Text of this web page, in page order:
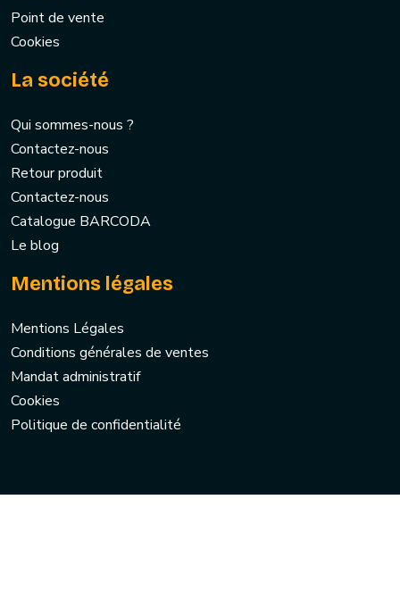
Point de vente
Cookies
La société
Qui sommes-nous ?
Contactez-nous
Retour produit
Contactez-nous
Catalogue BARCODA
Le blog
Mentions légales
Mentions Légales
Conditions générales de ventes
Mandat administratif
Cookies
Politique de confidentialité